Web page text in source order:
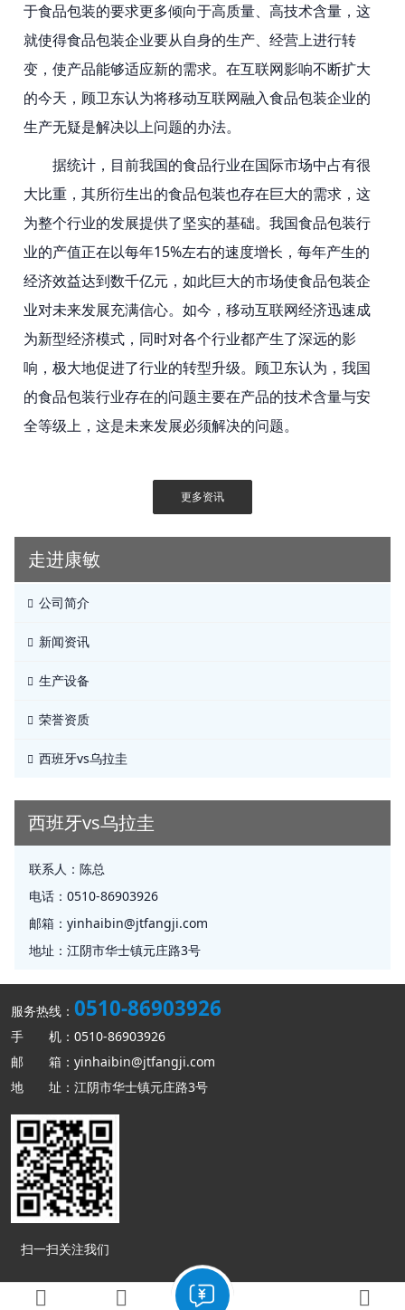
于食品包装的要求更多倾向于高质量、高技术含量，这
就使得食品包装企业要从自身的生产、经营上进行转
变，使产品能够适应新的需求。在互联网影响不断扩大
的今天，顾卫东认为将移动互联网融入食品包装企业的
生产无疑是解决以上问题的办法。
据统计，目前我国的食品行业在国际市场中占有很
大比重，其所衍生出的食品包装也存在巨大的需求，这
为整个行业的发展提供了坚实的基础。我国食品包装行
业的产值正在以每年15%左右的速度增长，每年产生的
经济效益达到数千亿元，如此巨大的市场使食品包装企
业对未来发展充满信心。如今，移动互联网经济迅速成
为新型经济模式，同时对各个行业都产生了深远的影
响，极大地促进了行业的转型升级。顾卫东认为，我国
的食品包装行业存在的问题主要在产品的技术含量与安
全等级上，这是未来发展必须解决的问题。
更多资讯
走进康敏
公司简介
新闻资讯
生产设备
荣誉资质
西班牙vs乌拉圭
西班牙vs乌拉圭
联系人： 陈总
电话： 0510-86903926
邮箱： yinhaibin@jtfangji.com
地址： 江阴市华士镇元庄路3号
服务热线： 0510-86903926
手 机：0510-86903926
邮 箱：yinhaibin@jtfangji.com
地 址：江阴市华士镇元庄路3号
扫一扫关注我们
Copyright © 西班牙vs乌拉圭 版权所有